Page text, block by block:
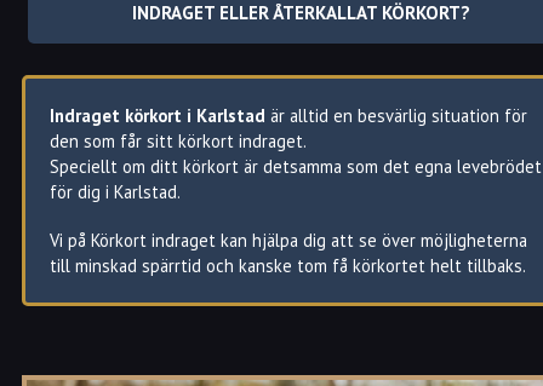
INDRAGET ELLER ÅTERKALLAT KÖRKORT?
Indraget körkort i Karlstad är alltid en besvärlig situation för
den som får sitt körkort indraget.
Speciellt om ditt körkort är detsamma som det egna levebrödet
för dig i Karlstad.
Vi på Körkort indraget kan hjälpa dig att se över möjligheterna
till minskad spärrtid och kanske tom få körkortet helt tillbaks.